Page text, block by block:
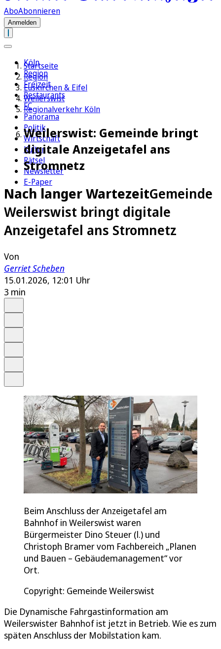
AboAbonnieren
Anmelden
Köln
Region
Freizeit
Restaurants
FC
Panorama
Politik
Wirtschaft
Kultur
Rätsel
Newsletter
E-Paper
Startseite
Region
Euskirchen & Eifel
Weilerswist
Regionalverkehr Köln
Weilerswist: Gemeinde bringt
digitale Anzeigetafel ans
Stromnetz
Nach langer WartezeitGemeinde
Weilerswist bringt digitale
Anzeigetafel ans Stromnetz
Von
Gerriet Scheben
15.01.2026, 12:01 Uhr
3 min
Beim Anschluss der Anzeigetafel am
Bahnhof in Weilerswist waren
Bürgermeister Dino Steuer (l.) und
Christoph Bramer vom Fachbereich „Planen
und Bauen – Gebäudemanagement“ vor
Ort.
Copyright: Gemeinde Weilerswist
Die Dynamische Fahrgastinformation am
Weilerswister Bahnhof ist jetzt in Betrieb. Wie es zum
späten Anschluss der Mobilstation kam.